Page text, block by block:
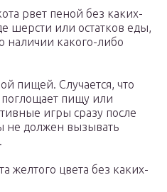
рвет пеной без каких-
шерсти или остатков еды,
наличии какого-либо
пищей. Случается, что
пищу или
игры сразу после
не должен вызывать
желтого цвета без каких-